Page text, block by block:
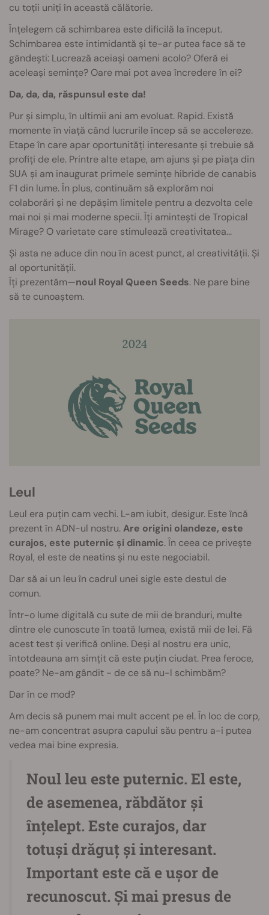
cu toții uniți în această călătorie.
Înțelegem că schimbarea este dificilă la început.
Schimbarea este intimidantă și te-ar putea face să te
gândești: Lucrează aceiași oameni acolo? Oferă ei
aceleași semințe? Oare mai pot avea încredere în ei?
Da, da, da, răspunsul este da!
Pur și simplu, în ultimii ani am evoluat. Rapid. Există
momente în viață când lucrurile încep să se accelereze.
Etape în care apar oportunități interesante și trebuie să
profiți de ele. Printre alte etape, am ajuns și pe piața din
SUA și am inaugurat primele semințe hibride de canabis
F1 din lume. În plus, continuăm să explorăm noi
colaborări și ne depășim limitele pentru a dezvolta cele
mai noi și mai moderne specii. Îți amintești de Tropical
Mirage? O varietate care stimulează creativitatea...
Și asta ne aduce din nou în acest punct, al creativității. Și
al oportunității.
Îți prezentăm—noul Royal Queen Seeds. Ne pare bine
să te cunoaștem.
Leul
Leul era puțin cam vechi. L-am iubit, desigur. Este încă
prezent în ADN-ul nostru.Are origini olandeze, este
curajos, este puternic și dinamic. În ceea ce privește
Royal, el este de neatins și nu este negociabil.
Dar să ai un leu în cadrul unei sigle este destul de
comun.
Într-o lume digitală cu sute de mii de branduri, multe
dintre ele cunoscute în toată lumea, există mii de lei. Fă
acest test și verifică online. Deși al nostru era unic,
întotdeauna am simțit că este puțin ciudat. Prea feroce,
poate? Ne-am gândit - de ce să nu-l schimbăm?
Dar în ce mod?
Am decis să punem mai mult accent pe el. În loc de corp,
ne-am concentrat asupra capului său pentru a-i putea
vedea mai bine expresia.
Noul leu este puternic. El este,
de asemenea, răbdător și
înțelept. Este curajos, dar
totuși drăguț și interesant.
Important este că e ușor de
recunoscut. Și mai presus de